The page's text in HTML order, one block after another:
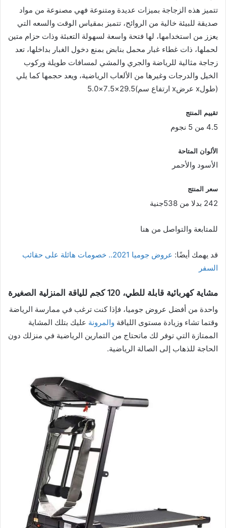
تتميز هذه الزجاجة بميزات عديدة ومتنوعة فهي مصنوعة من مواد
صديقة للبيئة خالية من الروائح، تتميز بمقياس الوقت والسعه التي
يعزز من استخدامها، لها فتحة واسعة لسهولة التعبئة وذات حزام متين
لحملها، ذات غطاء غبار محمل بنابض بمنع دخول الغبار بداخلها، تعد
زجاجة مثالية للرياضة والجري والمشي لمسافات طويلة وركوب
الخيل والدرجات وغيرها من الألعاب الرياضية، ويعد حجمها كما يلي
(طولx عرضx ارتفاع سم)29.5×7.5×5.0
تقييم المنتج
4.5 من 5 نجوم
الألوان المتاحة
الأسود والأحمر
سعر المنتج
242 بدلا من 538جنية
للمتابعة والتواصل من هنا
قد يهمك أيضًا:
عروض جوميا 2021.. خصومات هائلة على حقائب
السفر
مشاية كهربائية قابلة للطي، 120 كجم للياقة المنزلية الصغيرة
واحدة من أفضل عروض جوميا، فإذا كنت ترغب في ممارسة الرياضة
وقتما تشاء وزيادة مستوى اللياقة والمرونة عليك بتلك المشاية
الممتازة التي توفر لك ماتحتاج من التمارين الرياضية في منزلك دون
الحاجة للذهاب إلى الصالة الرياضية.